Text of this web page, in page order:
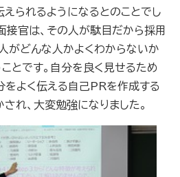
られるようになるとのことでし
接官は、その人が駄目だから採用
がどんな人かよくわからないか
とです。自分を良く見せるため
をよく伝える自己 PRを作成する
れ、大変勉強になりました。